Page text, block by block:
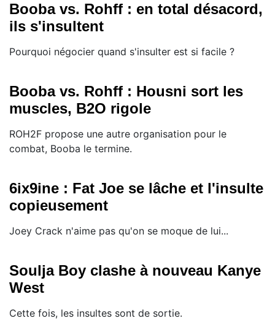
Booba vs. Rohff : en total désacord,
ils s'insultent
Pourquoi négocier quand s'insulter est si facile ?
Booba vs. Rohff : Housni sort les
muscles, B2O rigole
ROH2F propose une autre organisation pour le
combat, Booba le termine.
6ix9ine : Fat Joe se lâche et l'insulte
copieusement
Joey Crack n'aime pas qu'on se moque de lui...
Soulja Boy clashe à nouveau Kanye
West
Cette fois, les insultes sont de sortie.